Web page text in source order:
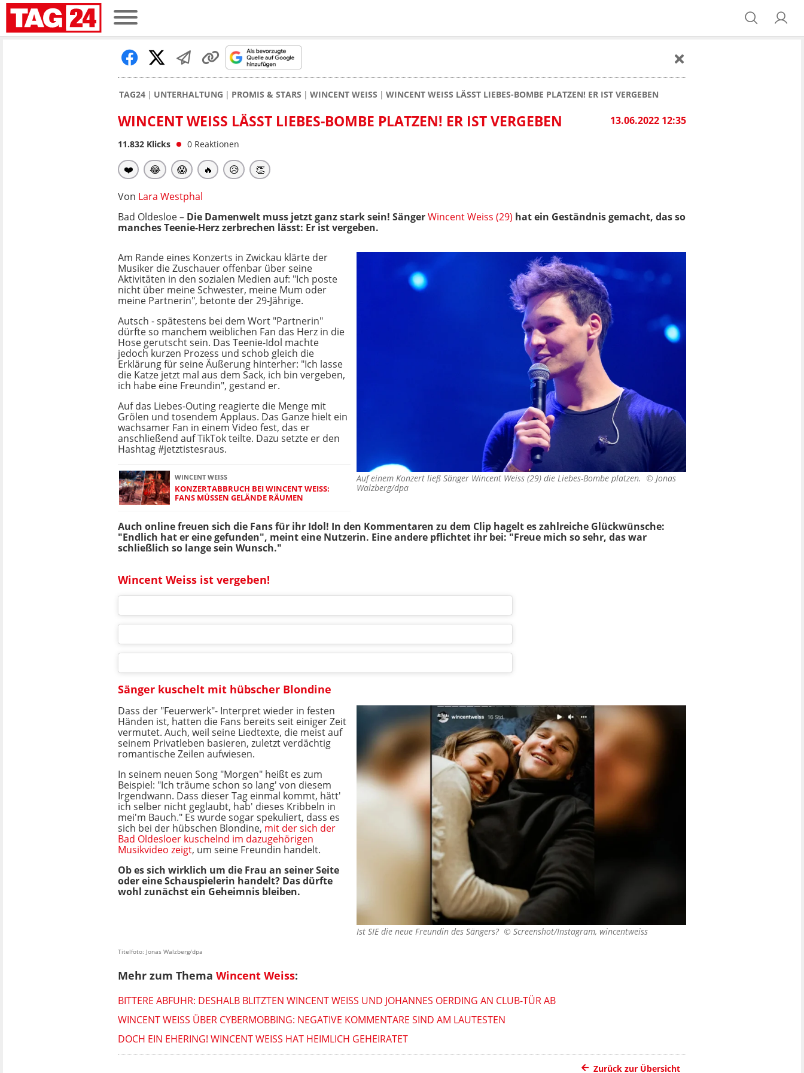
TAG24 UNTERHALTUNG PROMIS & STARS WINCENT WEISS WINCENT WEISS LÄSST LIEBES-BOMBE PLATZEN! ER IST VERGEBEN
13.06.2022 12:35
WINCENT WEISS LÄSST LIEBES-BOMBE PLATZEN! ER IST VERGEBEN
11.832 Klicks 0 Reaktionen
❤️ 😂 😱 🔥 😥 👏
Von Lara Westphal
Bad Oldesloe – Die Damenwelt muss jetzt ganz stark sein! SängerWincent Weiss (29) hat ein Geständnis gemacht, das so
manches Teenie-Herz zerbrechen lässt: Er ist vergeben.
Auf einem Konzert ließ Sänger Wincent Weiss (29) die Liebes-Bombe platzen. © Jonas
Walzberg/dpa
Am Rande eines Konzerts in Zwickau klärte der
Musiker die Zuschauer offenbar über seine
Aktivitäten in den sozialen Medien auf: "Ich poste
nicht über meine Schwester, meine Mum oder
meine Partnerin", betonte der 29-Jährige.
Autsch - spätestens bei dem Wort "Partnerin"
dürfte so manchem weiblichen Fan das Herz in die
Hose gerutscht sein. Das Teenie-Idol machte
jedoch kurzen Prozess und schob gleich die
Erklärung für seine Äußerung hinterher: "Ich lasse
die Katze jetzt mal aus dem Sack, ich bin vergeben,
ich habe eine Freundin", gestand er.
Auf das Liebes-Outing reagierte die Menge mit
Grölen und tosendem Applaus. Das Ganze hielt ein
wachsamer Fan in einem Video fest, das er
anschließend auf TikTok teilte. Dazu setzte er den
Hashtag #jetztistesraus.
WINCENT WEISS
KONZERTABBRUCH BEI WINCENT WEISS:
FANS MÜSSEN GELÄNDE RÄUMEN
Auch online freuen sich die Fans für ihr Idol! In den Kommentaren zu dem Clip hagelt es zahlreiche Glückwünsche:
"Endlich hat er eine gefunden", meint eine Nutzerin. Eine andere pflichtet ihr bei: "Freue mich so sehr, das war
schließlich so lange sein Wunsch."
Wincent Weiss ist vergeben!
Sänger kuschelt mit hübscher Blondine
Ist SIE die neue Freundin des Sängers? © Screenshot/Instagram, wincentweiss
Dass der "Feuerwerk"- Interpret wieder in festen
Händen ist, hatten die Fans bereits seit einiger Zeit
vermutet. Auch, weil seine Liedtexte, die meist auf
seinem Privatleben basieren, zuletzt verdächtig
romantische Zeilen aufwiesen.
In seinem neuen Song "Morgen" heißt es zum
Beispiel: "Ich träume schon so lang' von diesem
Irgendwann. Dass dieser Tag einmal kommt, hätt'
ich selber nicht geglaubt, hab' dieses Kribbeln in
mei'm Bauch." Es wurde sogar spekuliert, dass es
sich bei der hübschen Blondine, mit der sich der
Bad Oldesloer kuschelnd im dazugehörigen
Musikvideo zeigt, um seine Freundin handelt.
Ob es sich wirklich um die Frau an seiner Seite
oder eine Schauspielerin handelt? Das dürfte
wohl zunächst ein Geheimnis bleiben.
Titelfoto: Jonas Walzberg/dpa
Mehr zum Thema Wincent Weiss:
BITTERE ABFUHR: DESHALB BLITZTEN WINCENT WEISS UND JOHANNES OERDING AN CLUB-TÜR AB
WINCENT WEISS ÜBER CYBERMOBBING: NEGATIVE KOMMENTARE SIND AM LAUTESTEN
DOCH EIN EHERING! WINCENT WEISS HAT HEIMLICH GEHEIRATET
Zurück zur Übersicht